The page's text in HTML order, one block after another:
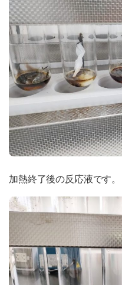
加熱終了後の反応液です。